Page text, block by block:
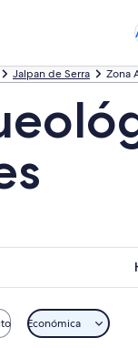
Jalpan de Serra Zona
Económica